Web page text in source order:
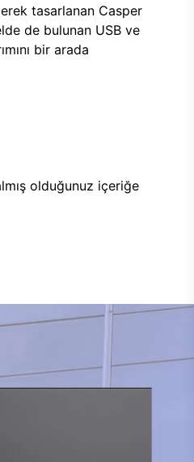
tasarlanan Casper
de bulunan USB ve
bir arada
olduğunuz içeriğe